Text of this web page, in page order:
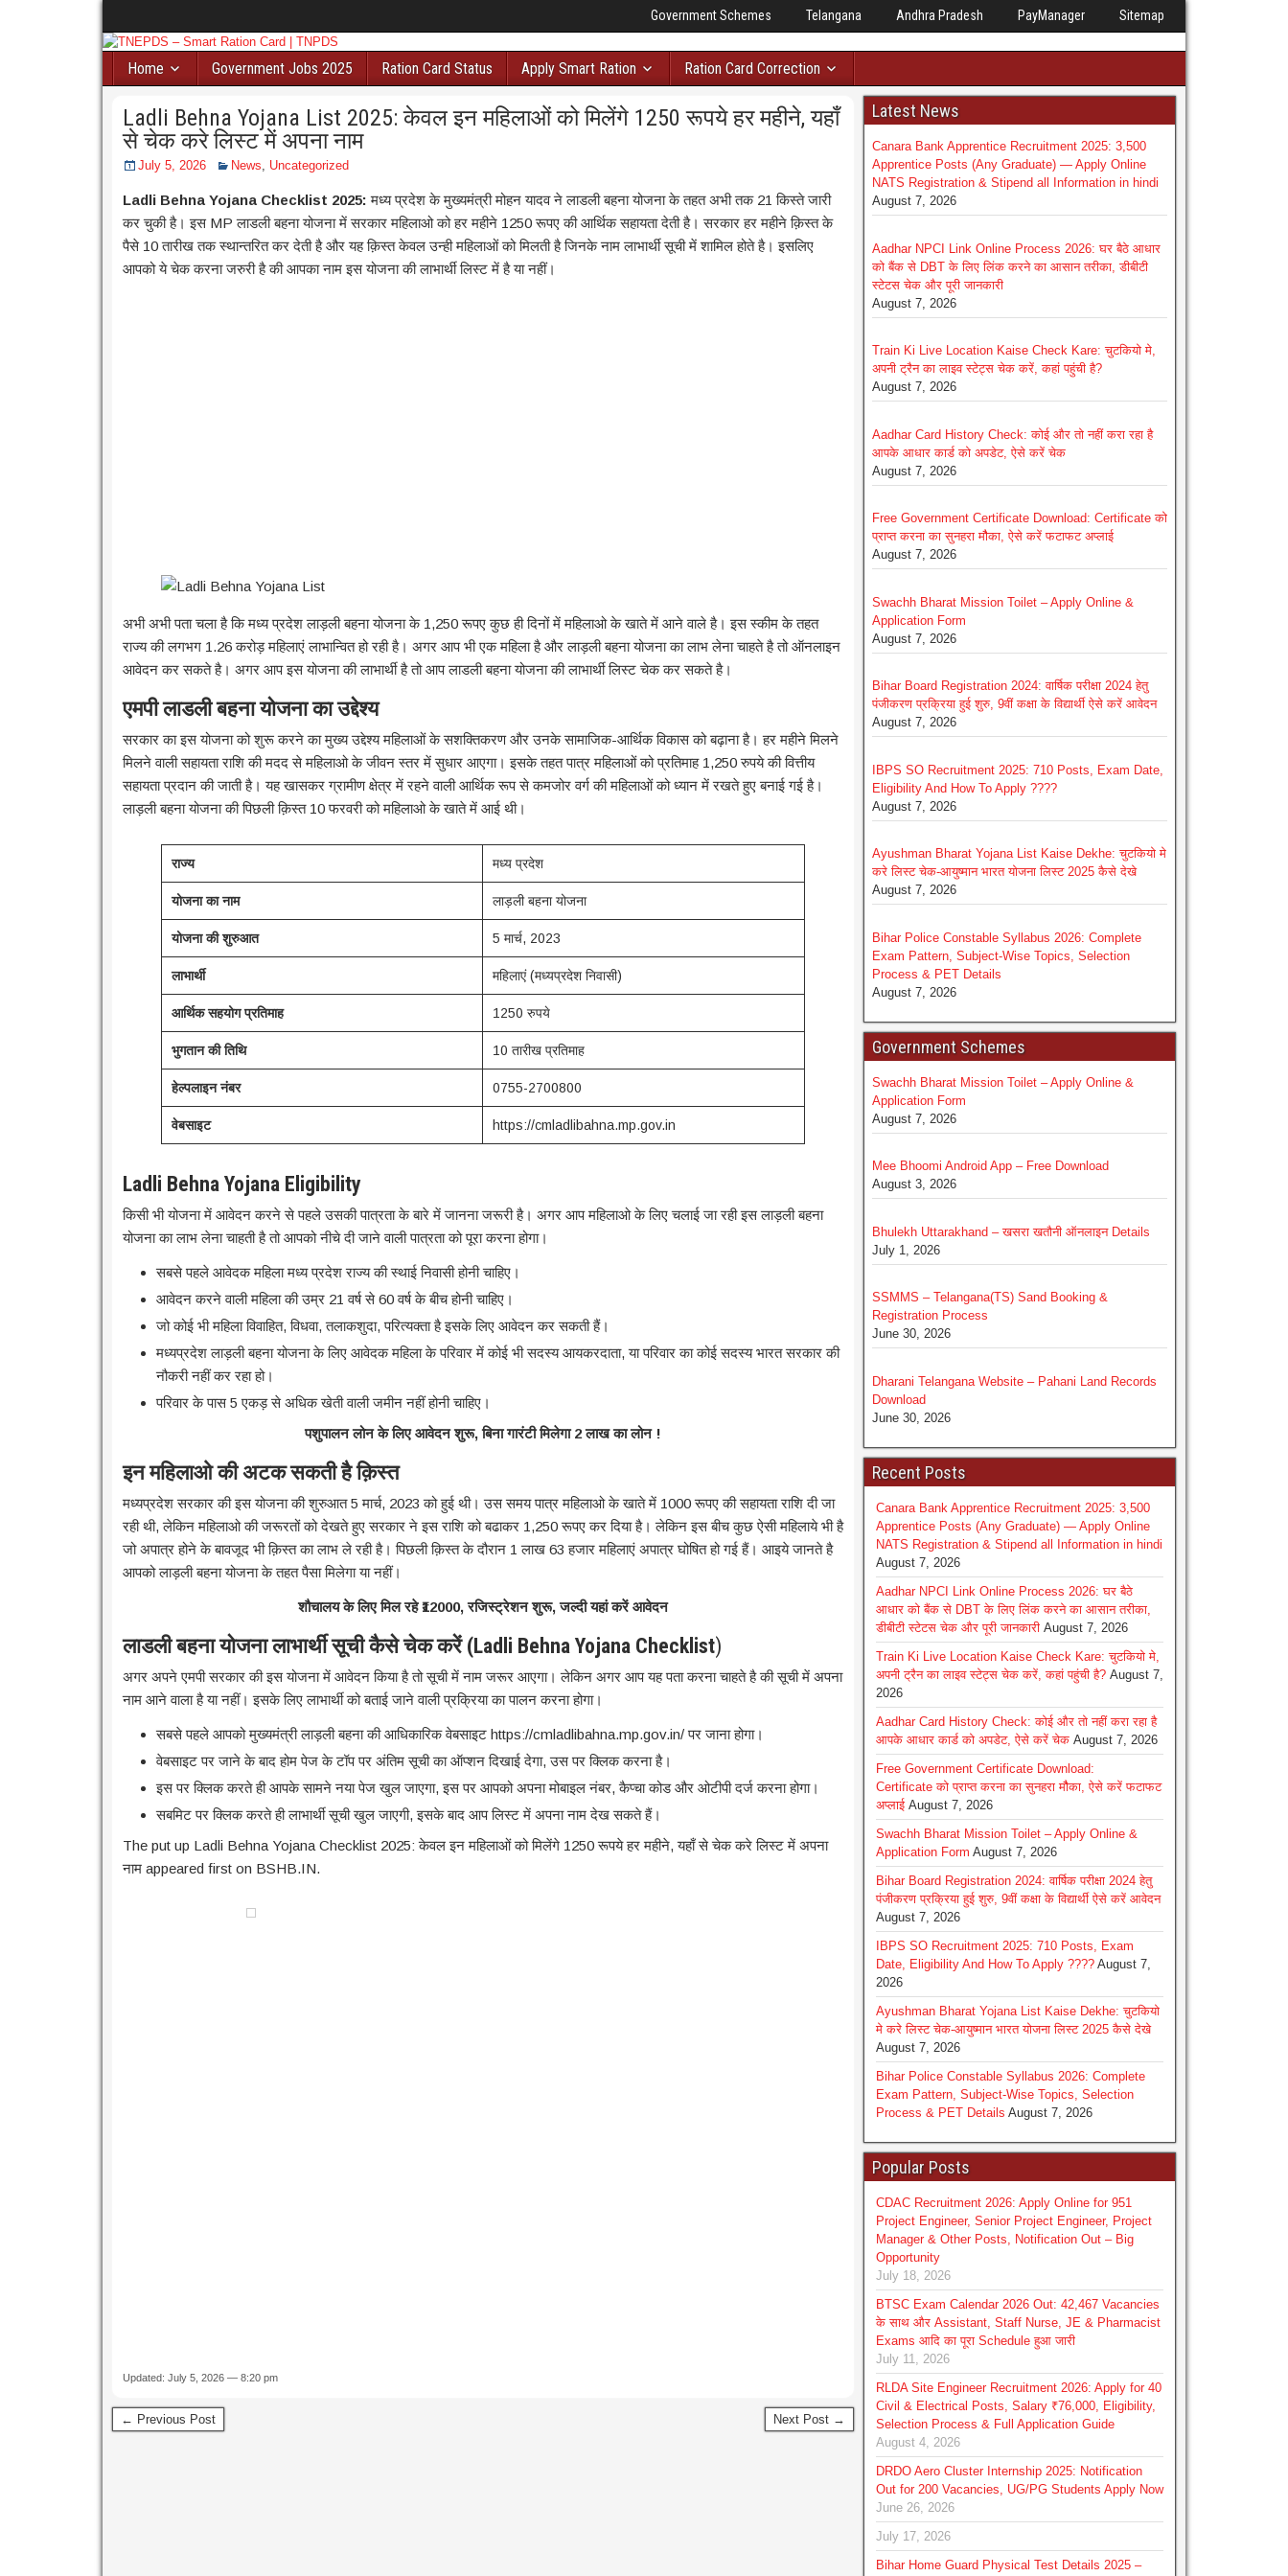
Government Schemes Telangana Andhra Pradesh PayManager Sitemap
Home Government Jobs 2025 Ration Card Status Apply Smart Ration Ration Card Correction
Ladli Behna Yojana List 2025: केवल इन महिलाओं को मिलेंगे 1250 रूपये हर महीने, यहाँ
से चेक करे लिस्ट में अपना नाम
July 5, 2026 News, Uncategorized
Ladli Behna Yojana Checklist 2025:मध्य प्रदेश के मुख्यमंत्री मोहन यादव ने लाडली बहना योजना के तहत अभी तक 21 किस्ते जारी
कर चुकी है। इस MP लाडली बहना योजना में सरकार महिलाओ को हर महीने 1250 रूपए की आर्थिक सहायता देती है। सरकार हर महीने क़िस्त के
पैसे 10 तारीख तक स्थान्तरित कर देती है और यह क़िस्त केवल उन्ही महिलाओं को मिलती है जिनके नाम लाभार्थी सूची में शामिल होते है। इसलिए
आपको ये चेक करना जरुरी है की आपका नाम इस योजना की लाभार्थी लिस्ट में है या नहीं।
अभी अभी पता चला है कि मध्य प्रदेश लाड़ली बहना योजना के 1,250 रूपए कुछ ही दिनों में महिलाओ के खाते में आने वाले है। इस स्कीम के तहत
राज्य की लगभग 1.26 करोड़ महिलाएं लाभान्वित हो रही है। अगर आप भी एक महिला है और लाड़ली बहना योजना का लाभ लेना चाहते है तो ऑनलाइन
आवेदन कर सकते है। अगर आप इस योजना की लाभार्थी है तो आप लाडली बहना योजना की लाभार्थी लिस्ट चेक कर सकते है।
एमपी लाडली बहना योजना का उद्देश्य
सरकार का इस योजना को शुरू करने का मुख्य उद्देश्य महिलाओं के सशक्तिकरण और उनके सामाजिक-आर्थिक विकास को बढ़ाना है। हर महीने मिलने
मिलने वाली सहायता राशि की मदद से महिलाओ के जीवन स्तर में सुधार आएगा। इसके तहत पात्र महिलाओं को प्रतिमाह 1,250 रुपये की वित्तीय
सहायता प्रदान की जाती है। यह खासकर ग्रामीण क्षेत्र में रहने वाली आर्थिक रूप से कमजोर वर्ग की महिलाओं को ध्यान में रखते हुए बनाई गई है।
लाड़ली बहना योजना की पिछली क़िस्त 10 फरवरी को महिलाओ के खाते में आई थी।
राज्य मध्य प्रदेश
योजना का नाम लाड़ली बहना योजना
योजना की शुरुआत 5 मार्च, 2023
लाभार्थी महिलाएं (मध्यप्रदेश निवासी)
आर्थिक सहयोग प्रतिमाह 1250 रुपये
भुगतान की तिथि 10 तारीख प्रतिमाह
हेल्पलाइन नंबर 0755-2700800
वेबसाइट https://cmladlibahna.mp.gov.in
Ladli Behna Yojana Eligibility
किसी भी योजना में आवेदन करने से पहले उसकी पात्रता के बारे में जानना जरूरी है। अगर आप महिलाओ के लिए चलाई जा रही इस लाड़ली बहना
योजना का लाभ लेना चाहती है तो आपको नीचे दी जाने वाली पात्रता को पूरा करना होगा।
सबसे पहले आवेदक महिला मध्य प्रदेश राज्य की स्थाई निवासी होनी चाहिए।
आवेदन करने वाली महिला की उम्र 21 वर्ष से 60 वर्ष के बीच होनी चाहिए।
जो कोई भी महिला विवाहित, विधवा, तलाकशुदा, परित्यक्ता है इसके लिए आवेदन कर सकती हैं।
मध्यप्रदेश लाड़ली बहना योजना के लिए आवेदक महिला के परिवार में कोई भी सदस्य आयकरदाता, या परिवार का कोई सदस्य भारत सरकार की
नौकरी नहीं कर रहा हो।
परिवार के पास 5 एकड़ से अधिक खेती वाली जमीन नहीं होनी चाहिए।
पशुपालन लोन के लिए आवेदन शुरू, बिना गारंटी मिलेगा 2 लाख का लोन !
इन महिलाओ की अटक सकती है क़िस्त
मध्यप्रदेश सरकार की इस योजना की शुरुआत 5 मार्च, 2023 को हुई थी। उस समय पात्र महिलाओ के खाते में 1000 रूपए की सहायता राशि दी जा
रही थी, लेकिन महिलाओ की जरूरतों को देखते हुए सरकार ने इस राशि को बढाकर 1,250 रूपए कर दिया है। लेकिन इस बीच कुछ ऐसी महिलाये भी है
जो अपात्र होने के बावजूद भी क़िस्त का लाभ ले रही है। पिछली क़िस्त के दौरान 1 लाख 63 हजार महिलाएं अपात्र घोषित हो गई हैं। आइये जानते है
आपको लाड़ली बहना योजना के तहत पैसा मिलेगा या नहीं।
शौचालय के लिए मिल रहे ₹12000, रजिस्ट्रेशन शुरू, जल्दी यहां करें आवेदन
लाडली बहना योजना लाभार्थी सूची कैसे चेक करें (Ladli Behna Yojana Checklist)
अगर अपने एमपी सरकार की इस योजना में आवेदन किया है तो सूची में नाम जरूर आएगा। लेकिन अगर आप यह पता करना चाहते है की सूची में अपना
नाम आने वाला है या नहीं। इसके लिए लाभार्थी को बताई जाने वाली प्रक्रिया का पालन करना होगा।
सबसे पहले आपको मुख्यमंत्री लाड़ली बहना की आधिकारिक वेबसाइट https://cmladlibahna.mp.gov.in/ पर जाना होगा।
वेबसाइट पर जाने के बाद होम पेज के टॉप पर अंतिम सूची का ऑप्शन दिखाई देगा, उस पर क्लिक करना है।
इस पर क्लिक करते ही आपके सामने नया पेज खुल जाएगा, इस पर आपको अपना मोबाइल नंबर, कैप्चा कोड और ओटीपी दर्ज करना होगा।
सबमिट पर क्लिक करते ही लाभार्थी सूची खुल जाएगी, इसके बाद आप लिस्ट में अपना नाम देख सकते हैं।
The put up Ladli Behna Yojana Checklist 2025: केवल इन महिलाओं को मिलेंगे 1250 रूपये हर महीने, यहाँ से चेक करे लिस्ट में अपना
नाम appeared first on BSHB.IN.
Updated: July 5, 2026 — 8:20 pm
← Previous Post Next Post →
Latest News
Canara Bank Apprentice Recruitment 2025: 3,500
Apprentice Posts (Any Graduate) — Apply Online
NATS Registration & Stipend all Information in hindi
August 7, 2026
Aadhar NPCI Link Online Process 2026: घर बैठे आधार
को बैंक से DBT के लिए लिंक करने का आसान तरीका, डीबीटी
स्टेटस चेक और पूरी जानकारी
August 7, 2026
Train Ki Live Location Kaise Check Kare: चुटकियो मे,
अपनी ट्रैन का लाइव स्टेट्स चेक करें, कहां पहुंची है?
August 7, 2026
Aadhar Card History Check: कोई और तो नहीं करा रहा है
आपके आधार कार्ड को अपडेट, ऐसे करें चेक
August 7, 2026
Free Government Certificate Download: Certificate को
प्राप्त करना का सुनहरा मौैका, ऐसे करें फटाफट अप्लाई
August 7, 2026
Swachh Bharat Mission Toilet – Apply Online &
Application Form
August 7, 2026
Bihar Board Registration 2024: वार्षिक परीक्षा 2024 हेतु
पंजीकरण प्रक्रिया हुई शुरु, 9वीं कक्षा के विद्यार्थी ऐसे करें आवेदन
August 7, 2026
IBPS SO Recruitment 2025: 710 Posts, Exam Date,
Eligibility And How To Apply ????
August 7, 2026
Ayushman Bharat Yojana List Kaise Dekhe: चुटकियो मे
करे लिस्ट चेक-आयुष्मान भारत योजना लिस्ट 2025 कैसे देखे
August 7, 2026
Bihar Police Constable Syllabus 2026: Complete
Exam Pattern, Subject-Wise Topics, Selection
Process & PET Details
August 7, 2026
Government Schemes
Swachh Bharat Mission Toilet – Apply Online &
Application Form
August 7, 2026
Mee Bhoomi Android App – Free Download
August 3, 2026
Bhulekh Uttarakhand – खसरा खतौनी ऑनलाइन Details
July 1, 2026
SSMMS – Telangana(TS) Sand Booking &
Registration Process
June 30, 2026
Dharani Telangana Website – Pahani Land Records
Download
June 30, 2026
Recent Posts
Canara Bank Apprentice Recruitment 2025: 3,500
Apprentice Posts (Any Graduate) — Apply Online
NATS Registration & Stipend all Information in hindi
August 7, 2026
Aadhar NPCI Link Online Process 2026: घर बैठे
आधार को बैंक से DBT के लिए लिंक करने का आसान तरीका,
डीबीटी स्टेटस चेक और पूरी जानकारी August 7, 2026
Train Ki Live Location Kaise Check Kare: चुटकियो मे,
अपनी ट्रैन का लाइव स्टेट्स चेक करें, कहां पहुंची है? August 7,
2026
Aadhar Card History Check: कोई और तो नहीं करा रहा है
आपके आधार कार्ड को अपडेट, ऐसे करें चेक August 7, 2026
Free Government Certificate Download:
Certificate को प्राप्त करना का सुनहरा मौैका, ऐसे करें फटाफट
अप्लाई August 7, 2026
Swachh Bharat Mission Toilet – Apply Online &
Application Form August 7, 2026
Bihar Board Registration 2024: वार्षिक परीक्षा 2024 हेतु
पंजीकरण प्रक्रिया हुई शुरु, 9वीं कक्षा के विद्यार्थी ऐसे करें आवेदन
August 7, 2026
IBPS SO Recruitment 2025: 710 Posts, Exam
Date, Eligibility And How To Apply ???? August 7,
2026
Ayushman Bharat Yojana List Kaise Dekhe: चुटकियो
मे करे लिस्ट चेक-आयुष्मान भारत योजना लिस्ट 2025 कैसे देखे
August 7, 2026
Bihar Police Constable Syllabus 2026: Complete
Exam Pattern, Subject-Wise Topics, Selection
Process & PET Details August 7, 2026
Popular Posts
CDAC Recruitment 2026: Apply Online for 951
Project Engineer, Senior Project Engineer, Project
Manager & Other Posts, Notification Out – Big
Opportunity
July 18, 2026
BTSC Exam Calendar 2026 Out: 42,467 Vacancies
के साथ और Assistant, Staff Nurse, JE & Pharmacist
Exams आदि का पूरा Schedule हुआ जारी
July 11, 2026
RLDA Site Engineer Recruitment 2026: Apply for 40
Civil & Electrical Posts, Salary ₹76,000, Eligibility,
Selection Process & Full Application Guide
August 4, 2026
DRDO Aero Cluster Internship 2025: Notification
Out for 200 Vacancies, UG/PG Students Apply Now
June 26, 2026
July 17, 2026
Bihar Home Guard Physical Test Details 2025 –